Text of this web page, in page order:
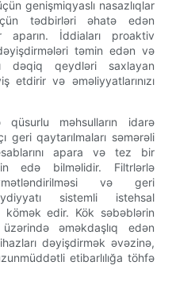
genişmiqyaslı nasazlıqlar
tədbirləri əhatə edən
aparın. İddiaları proaktiv
təmin edən və
dəqiq qeydləri saxlayan
etdirir və əməliyyatlarınızı
məhsulların idarə
geri qaytarılmaları səmərəli
apara və tez bir
edə bilməlidir. Filtrlərlə
və geri
sistemli istehsal
kömək edir. Kök səbəblərin
əməkdaşlıq edən
dəyişdirmək əvəzinə,
etibarlılığa töhfə